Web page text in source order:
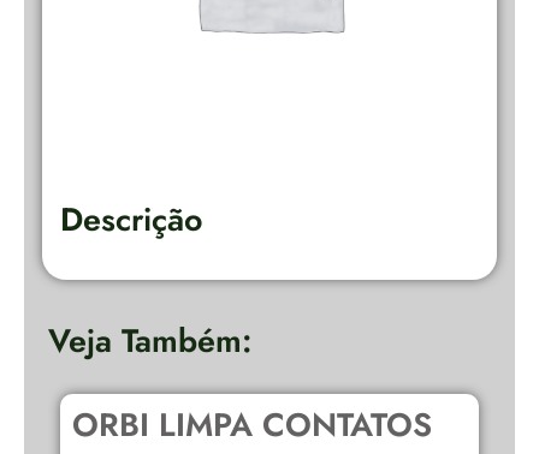
Descrição
Veja Também:
ORBI LIMPA CONTATOS